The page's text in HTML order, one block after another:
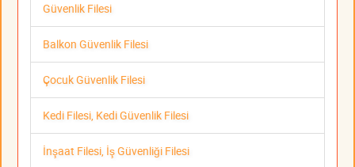
Güvenlik Filesi
Balkon Güvenlik Filesi
Çocuk Güvenlik Filesi
Kedi Filesi, Kedi Güvenlik Filesi
İnşaat Filesi, İş Güvenliği Filesi